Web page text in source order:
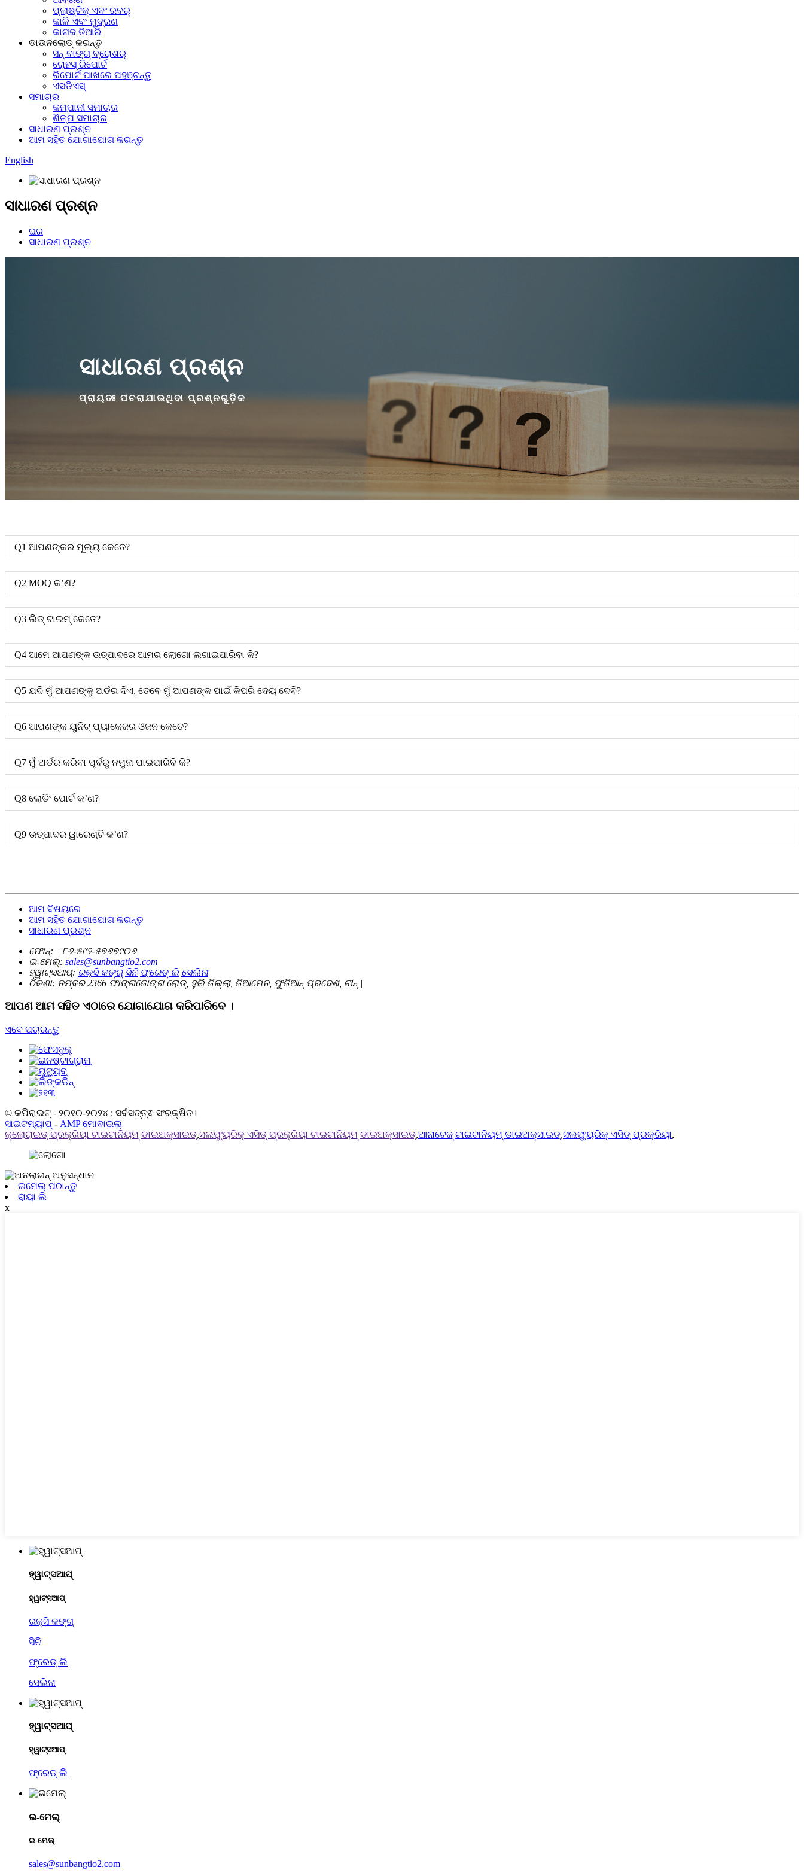
ପ୍ଲାଷ୍ଟିକ୍ ଏବଂ ରବର୍
କାଳି ଏବଂ ମୁଦ୍ରଣ
କାଗଜ ତିଆରି
ଡାଉନଲୋଡ୍ କରନ୍ତୁ
ସନ୍ ବାଙ୍ଗ୍ ବ୍ରୋଶର୍
ରୋହସ୍ ରିପୋର୍ଟ
ରିପୋର୍ଟ ପାଖରେ ପହଞ୍ଚନ୍ତୁ
ଏସଡିଏସ୍‌
ସମାଚାର
କମ୍ପାନୀ ସମାଚାର
ଶିଳ୍ପ ସମାଚାର
ସାଧାରଣ ପ୍ରଶ୍ନ
ଆମ ସହିତ ଯୋଗାଯୋଗ କରନ୍ତୁ
English
ସାଧାରଣ ପ୍ରଶ୍ନ
ଘର
ସାଧାରଣ ପ୍ରଶ୍ନ
ସାଧାରଣ ପ୍ରଶ୍ନ
ପ୍ରାୟତଃ ପଚରାଯାଉଥିବା ପ୍ରଶ୍ନଗୁଡ଼ିକ
Q1 ଆପଣଙ୍କର ମୂଲ୍ୟ କେତେ?
Q2 MOQ କ’ଣ?
Q3 ଲିଡ୍ ଟାଇମ୍ କେତେ?
Q4 ଆମେ ଆପଣଙ୍କ ଉତ୍ପାଦରେ ଆମର ଲୋଗୋ ଲଗାଇପାରିବା କି?
Q5 ଯଦି ମୁଁ ଆପଣଙ୍କୁ ଅର୍ଡର ଦିଏ, ତେବେ ମୁଁ ଆପଣଙ୍କ ପାଇଁ କିପରି ଦେୟ ଦେବି?
Q6 ଆପଣଙ୍କ ୟୁନିଟ୍ ପ୍ୟାକେଜର ଓଜନ କେତେ?
Q7 ମୁଁ ଅର୍ଡର କରିବା ପୂର୍ବରୁ ନମୁନା ପାଇପାରିବି କି?
Q8 ଲୋଡିଂ ପୋର୍ଟ କ’ଣ?
Q9 ଉତ୍ପାଦର ୱାରେଣ୍ଟି କ’ଣ?
ଆମ ବିଷୟରେ
ଆମ ସହିତ ଯୋଗାଯୋଗ କରନ୍ତୁ
ସାଧାରଣ ପ୍ରଶ୍ନ
ଫୋନ୍‌: +୮୬-୫୯୨-୫୭୬୭୯୦୬
ଇ-ମେଲ୍‌: sales@sunbangtio2.com
ହ୍ୱାଟ୍ସଆପ୍‌: ରକ୍ସି କଙ୍ଗ୍ ସିନି ଫ୍ରେଡ୍ ଲି ସେଲିନା
ଠିକଣା: ନମ୍ବର 2366 ଫାଙ୍ଗଜୋଙ୍ଗ ରୋଡ୍, ହୁଲି ଜିଲ୍ଲା, ଜିଆମେନ, ଫୁଜିଆନ୍ ପ୍ରଦେଶ, ଚୀନ୍ |
ଆପଣ ଆମ ସହିତ ଏଠାରେ ଯୋଗାଯୋଗ କରିପାରିବେ ।
ଏବେ ପଚାରନ୍ତୁ
© କପିରାଇଟ୍ - ୨୦୧୦-୨୦୨୪ : ସର୍ବସତ୍ତ୍ଵ ସଂରକ୍ଷିତ।
ସାଇଟମ୍ୟାପ୍ - AMP ମୋବାଇଲ୍
କ୍ଲୋରାଇଡ୍ ପ୍ରକ୍ରିୟା ଟାଇଟାନିୟମ୍ ଡାଇଅକ୍ସାଇଡ୍,ସଲଫ୍ୟୁରିକ୍ ଏସିଡ୍ ପ୍ରକ୍ରିୟା ଟାଇଟାନିୟମ୍ ଡାଇଅକ୍ସାଇଡ୍,ଆନାଟେଜ୍ ଟାଇଟାନିୟମ୍ ଡାଇଅକ୍ସାଇଡ୍,ସଲଫ୍ୟୁରିକ୍ ଏସିଡ୍ ପ୍ରକ୍ରିୟା,
ଇମେଲ୍ ପଠାନ୍ତୁ
ରାୟା ଲି
x
ହ୍ୱାଟ୍ସଆପ୍
ହ୍ୱାଟ୍ସଆପ୍
ରକ୍ସି କଙ୍ଗ୍
ସିନି
ଫ୍ରେଡ୍ ଲି
ସେଲିନା
ହ୍ୱାଟ୍ସଆପ୍
ହ୍ୱାଟ୍ସଆପ୍
ଫ୍ରେଡ୍ ଲି
ଇ-ମେଲ୍
ଇ-ମେଲ୍
sales@sunbangtio2.com